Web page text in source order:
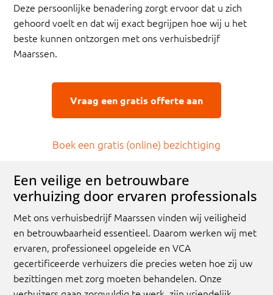
Deze persoonlijke benadering zorgt ervoor dat u zich
gehoord voelt en dat wij exact begrijpen hoe wij u het
beste kunnen ontzorgen met ons verhuisbedrijf
Maarssen.
Vraag een gratis offerte aan
Boek een gratis (online) bezichtiging
Een veilige en betrouwbare
verhuizing door ervaren professionals
Met ons verhuisbedrijf Maarssen vinden wij veiligheid
en betrouwbaarheid essentieel. Daarom werken wij met
ervaren, professioneel opgeleide en VCA
gecertificeerde verhuizers die precies weten hoe zij uw
bezittingen met zorg moeten behandelen. Onze